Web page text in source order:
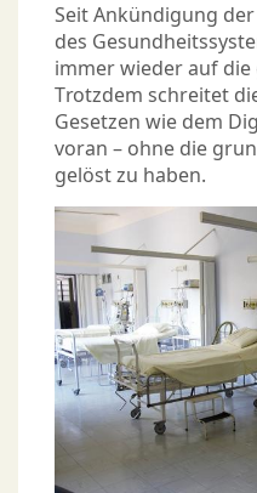
Seit Ankündigung
des
immer wieder auf die
Trotzdem schreitet
Gesetzen wie dem
voran – ohne die
gelöst zu haben.